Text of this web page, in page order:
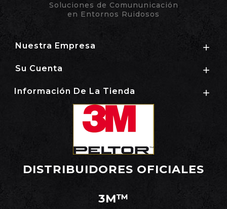
Soluciones de Comununicación
en Entornos Ruidosos
Nuestra Empresa 
Su Cuenta 
Información De La Tienda 
DISTRIBUIDORES OFICIALES
3M™